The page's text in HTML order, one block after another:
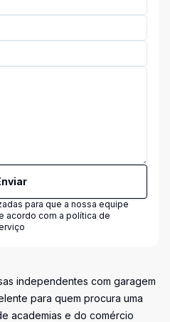
para que a nossa equipe
acordo com a política de
independentes com garagem
para quem procura uma
academias e do comércio